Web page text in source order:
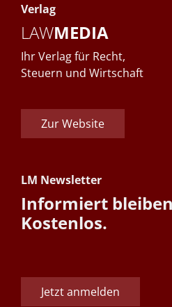
Verlag
LAWMEDIA
Ihr Verlag für Recht,
Steuern und Wirtschaft
Zur Website
LM Newsletter
Informiert
Kostenlos.
Jetzt anmelden